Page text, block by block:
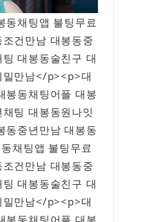
채팅앱 불팅무료
건만남 대봉동중
대봉동술친구 대
밀만남</p><p>대
봉동채팅어플 대봉
팅 대봉동원나잇
동중년만남 대봉동
채팅앱 불팅무료
건만남 대봉동중
대봉동술친구 대
밀만남</p><p>대